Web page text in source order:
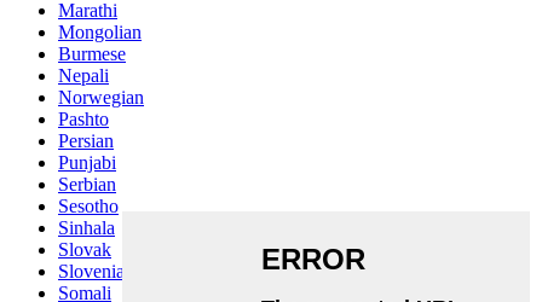
Marathi
Mongolian
Burmese
Nepali
Norwegian
Pashto
Persian
Punjabi
Serbian
Sesotho
Sinhala
Slovak
Slovenian
Somali